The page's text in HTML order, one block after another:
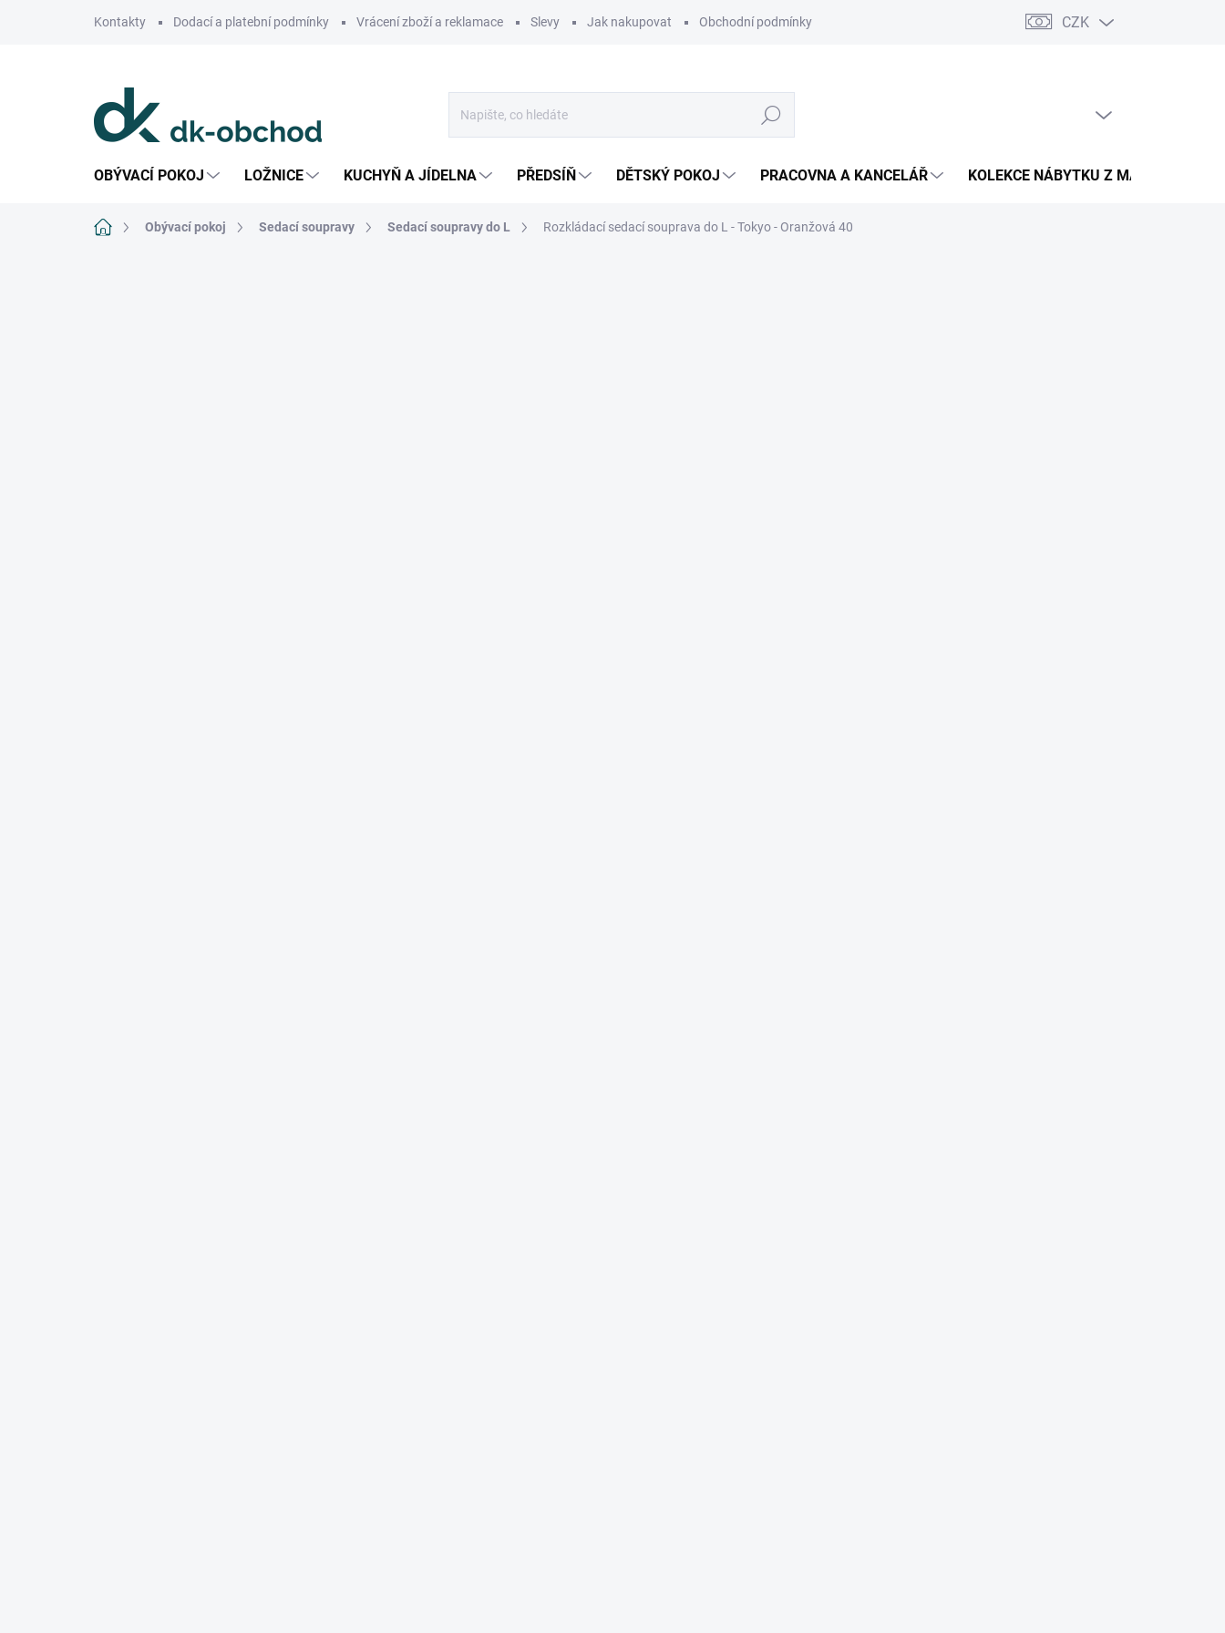
Kontakty Dodací a platební podmínky Vrácení zboží a reklamace Slevy Jak nakupovat Obchodní podmínky Podmínky ochrany osobních údajů Pojištění zásilky
CZK
Hledat
OBÝVACÍ POKOJ LOŽNICE KUCHYŇ A JÍDELNA PŘEDSÍŇ DĚTSKÝ POKOJ PRACOVNA A KANCELÁŘ KOLEKCE NÁBYTKU Z MASIVU
Domů Obývací pokoj Sedací soupravy Sedací soupravy do L Rozkládací sedací souprava do L - Tokyo - Oranžová 40